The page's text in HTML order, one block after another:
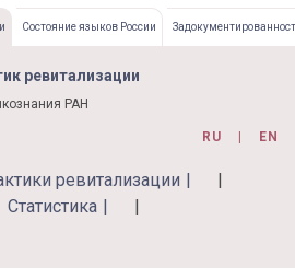
Состояние языков России
ревитализации
РАН
RU EN
ревитализации
Статистика